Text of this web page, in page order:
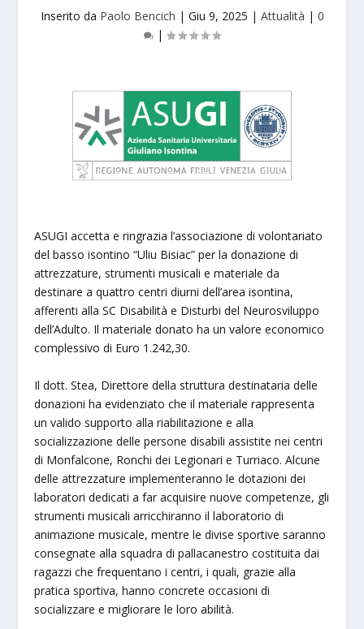
Inserito da Paolo Bencich | Giu 9, 2025 | Attualità | 0
|
ASUGI accetta e ringrazia l’associazione di volontariato
del basso isontino “Uliu Bisiac” per la donazione di
attrezzature, strumenti musicali e materiale da
destinare a quattro centri diurni dell’area isontina,
afferenti alla SC Disabilità e Disturbi del Neurosviluppo
dell’Adulto. Il materiale donato ha un valore economico
complessivo di Euro 1.242,30.
Il dott. Stea, Direttore della struttura destinataria delle
donazioni ha evidenziato che il materiale rappresenta
un valido supporto alla riabilitazione e alla
socializzazione delle persone disabili assistite nei centri
di Monfalcone, Ronchi dei Legionari e Turriaco. Alcune
delle attrezzature implementeranno le dotazioni dei
laboratori dedicati a far acquisire nuove competenze, gli
strumenti musicali arricchiranno il laboratorio di
animazione musicale, mentre le divise sportive saranno
consegnate alla squadra di pallacanestro costituita dai
ragazzi che frequentano i centri, i quali, grazie alla
pratica sportiva, hanno concrete occasioni di
socializzare e migliorare le loro abilità.